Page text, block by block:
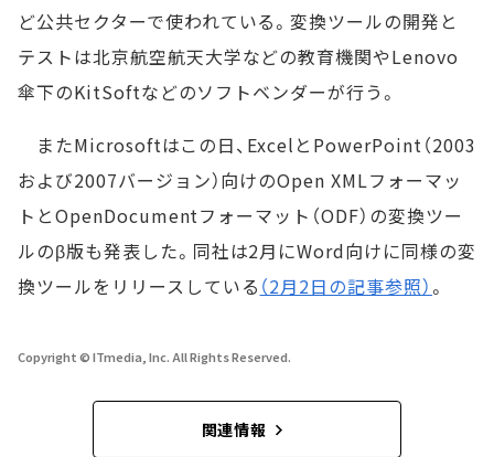
ど公共セクターで使われている。変換ツールの開発と
テストは北京航空航天大学などの教育機関やLenovo
傘下のKitSoftなどのソフトベンダーが行う。
またMicrosoftはこの日、ExcelとPowerPoint（2003
および2007バージョン）向けのOpen XMLフォーマッ
トとOpenDocumentフォーマット（ODF）の変換ツー
ルのβ版も発表した。同社は2月にWord向けに同様の変
換ツールをリリースしている （2月2日の記事参照）。
Copyright © ITmedia, Inc. All Rights Reserved.
関連情報